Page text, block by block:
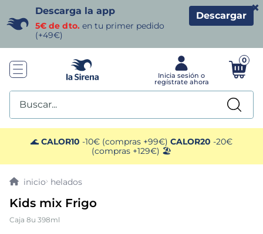
Descarga la app
5€ de dto. en tu primer pedido
(+49€)
Descargar
×
0
Buscar...
🌊 CALOR10 -10€ (compras +99€) CALOR20 -20€
(compras +129€) 🏖️
helados
Kids mix Frigo
Caja 8u 398ml
TÉRMINOS MÁS BUSCADOS
1. helados sirena
gambas
3. patatas